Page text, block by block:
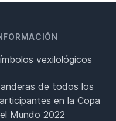
vexilológicos
de todos los
en la Copa
Mundo 2022